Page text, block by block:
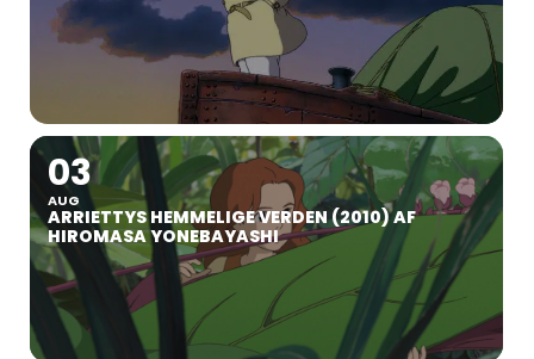
03
AUG
ARRIETTYS HEMMELIGE VERDEN (2010) AF
HIROMASA YONEBAYASHI